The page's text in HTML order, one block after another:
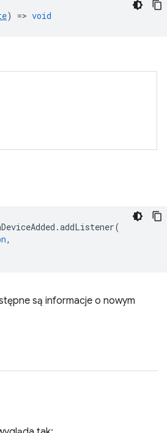
) => void
.addListener(
,
są informacje o nowym